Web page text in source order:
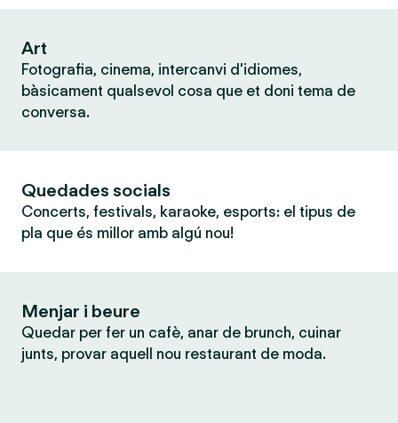
Art
Fotografia, cinema, intercanvi d'idiomes,
bàsicament qualsevol cosa que et doni tema de
conversa.
Quedades socials
Concerts, festivals, karaoke, esports: el tipus de
pla que és millor amb algú nou!
Menjar i beure
Quedar per fer un cafè, anar de brunch, cuinar
junts, provar aquell nou restaurant de moda.